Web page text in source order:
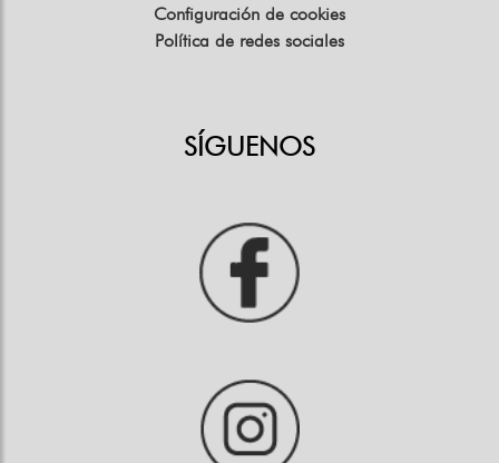
Configuración de cookies
Política de redes sociales
SÍGUENOS